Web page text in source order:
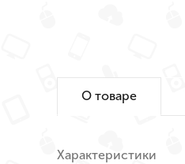
О товаре
Характеристики